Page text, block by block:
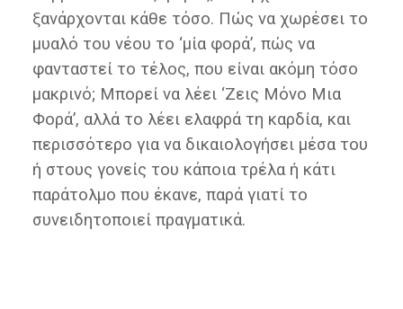
ξανάρχονται κάθε τόσο. Πώς να χωρέσει το
μυαλό του νέου το ‘μία φορά’, πώς να
φανταστεί το τέλος, που είναι ακόμη τόσο
μακρινό; Μπορεί να λέει ‘Ζεις Μόνο Μια
Φορά’, αλλά το λέει ελαφρά τη καρδία, και
περισσότερο για να δικαιολογήσει μέσα του
ή στους γονείς του κάποια τρέλα ή κάτι
παράτολμο που έκανε, παρά γιατί το
συνειδητοποιεί πραγματικά.